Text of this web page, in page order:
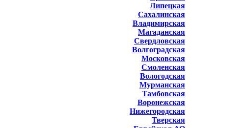
Липецкая
Сахалинская
Владимирская
Магаданская
Свердловская
Волгоградская
Московская
Смоленская
Вологодская
Мурманская
Тамбовская
Воронежская
Нижегородская
Тверская